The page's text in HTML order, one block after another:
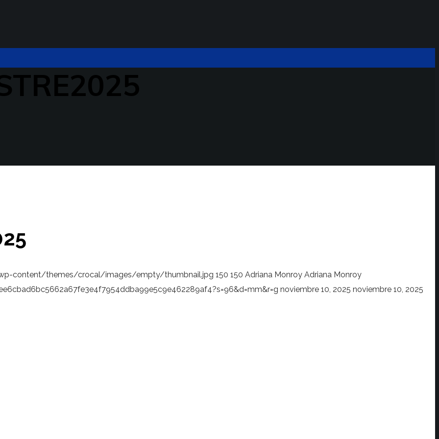
content/themes/crocal/images/empty/thumbnail.jpg 150 150 Adriana Monroy Adriana Monroy
noviembre 10, 2025 noviembre 10, 2025